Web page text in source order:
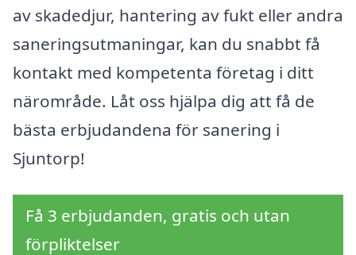
av skadedjur, hantering av fukt eller andra
saneringsutmaningar, kan du snabbt få
kontakt med kompetenta företag i ditt
närområde. Låt oss hjälpa dig att få de
bästa erbjudandena för sanering i
Sjuntorp!
Få 3 erbjudanden, gratis och utan
förpliktelser